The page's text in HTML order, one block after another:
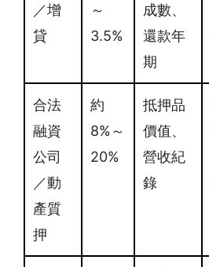
／增
貸
～
3.5%
成數、
還款年
期
合法
融資
公司
／動
產質
押
約
8%～
20%
抵押品
價值、
營收紀
錄